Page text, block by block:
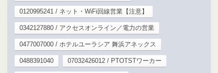
0120995241 / ネット・WiFi回線営業【注意】
0342127880 / アクセスオンライン／電力の営業
0477007000 / ホテルユーラシア 舞浜アネックス
0488391040 07032426012 / PTOTSTワーカー